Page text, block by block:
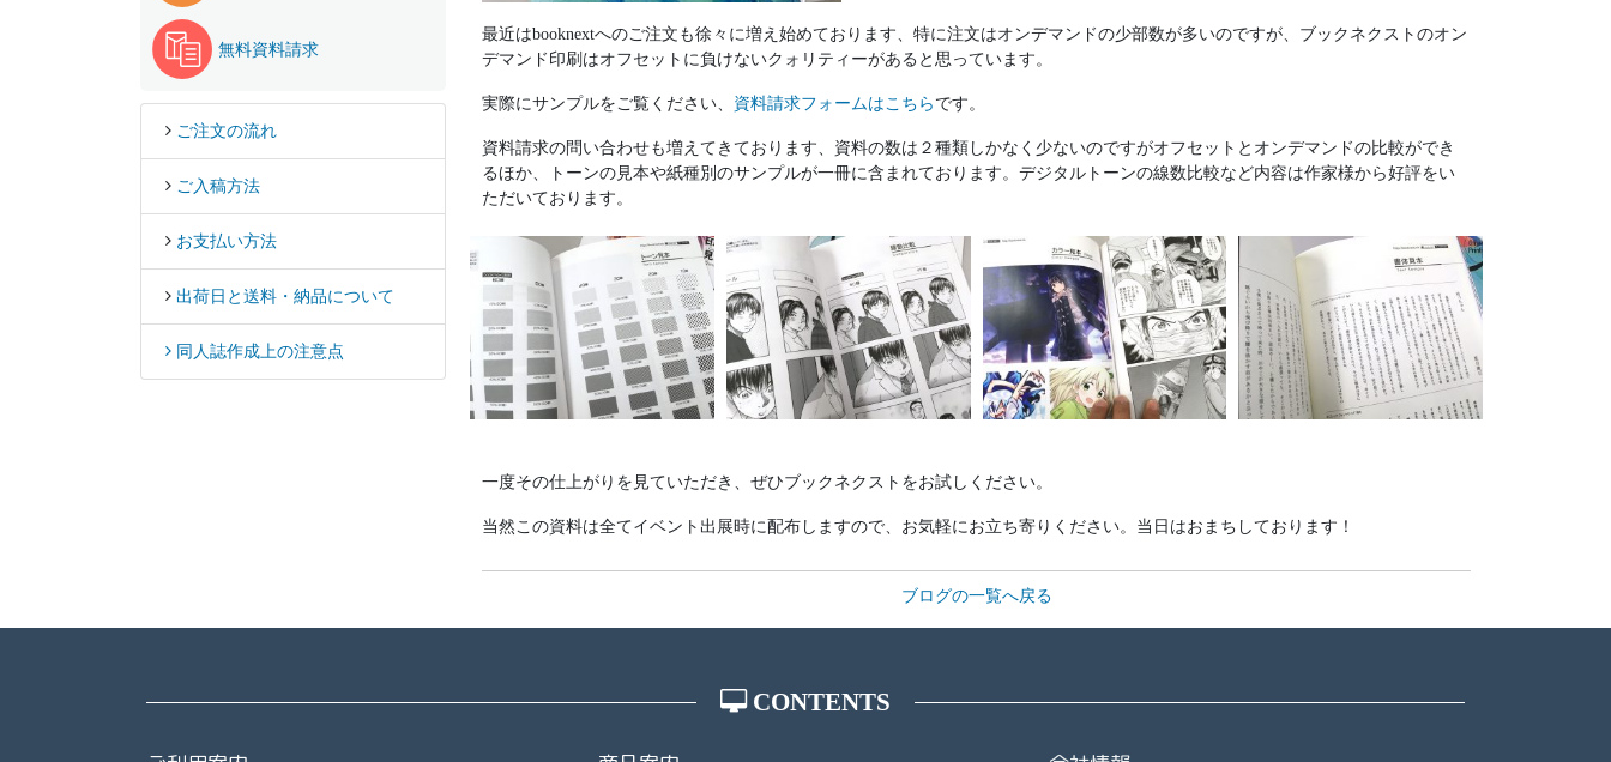
最近はbooknextへのご注文も徐々に増え始めております、特に注文はオンデマンドの少部数が多いのですが、ブックネクストのオン
デマンド印刷はオフセットに負けないクォリティーがあると思っています。
実際にサンプルをご覧ください、 資料請求フォームはこちらです。
資料請求の問い合わせも増えてきております、資料の数は２種類しかなく少ないのですがオフセットとオンデマンドの比較ができ
るほか、トーンの見本や紙種別のサンプルが一冊に含まれております。デジタルトーンの線数比較など内容は作家様から好評をい
ただいております。
一度その仕上がりを見ていただき、ぜひブックネクストをお試しください。
当然この資料は全てイベント出展時に配布しますので、お気軽にお立ち寄りください。当日はおまちしております！
ブログの一覧へ戻る
無料資料請求
ご注文の流れ
ご入稿方法
お支払い方法
出荷日と送料・納品について
同人誌作成上の注意点
CONTENTS